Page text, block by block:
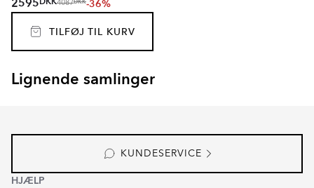
2595 4087DKK-36%
TILFØJ TIL KURV
Lignende samlinger
RENOLIA
KUNDESERVICE
HJÆLP